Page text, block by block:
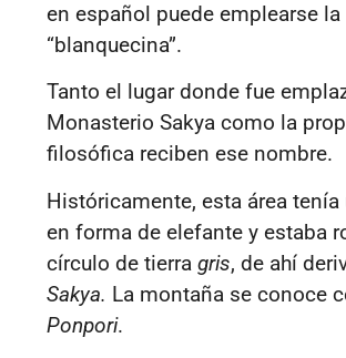
en español puede emplearse la
“blanquecina”.
Tanto el lugar donde fue
Monasterio Sakya como la
filosófica reciben ese nombre.
Históricamente, esta área
en forma de elefante y estaba
círculo de tierra gris, de ahí
Sakya. La montaña se conoce
Ponpori.